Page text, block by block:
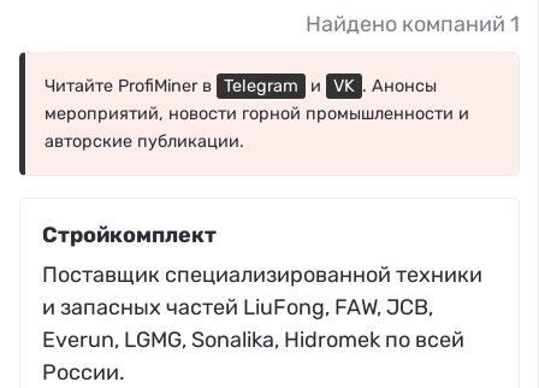
Найдено компаний 1
Читайте ProfiMiner в Telegram и VK . Анонсы
мероприятий, новости горной промышленности и
авторские публикации.
Стройкомплект
Поставщик специализированной техники
и запасных частей LiuFong, FAW, JCB,
Everun, LGMG, Sonalika, Hidromek по всей
России.